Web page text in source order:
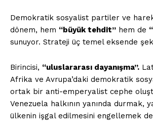
ÖZEL
İNCELEYİN
Demokratik sosyalist partiler ve
dönem, hem “büyük tehdit” hem de
sunuyor. Strateji üç temel eksende
Birincisi, “uluslararası dayanışma”.
Afrika ve Avrupa’daki demokratik
ortak bir anti-emperyalist cephe
Venezuela halkının yanında durmak,
ülkenin işgal edilmesini engellemek